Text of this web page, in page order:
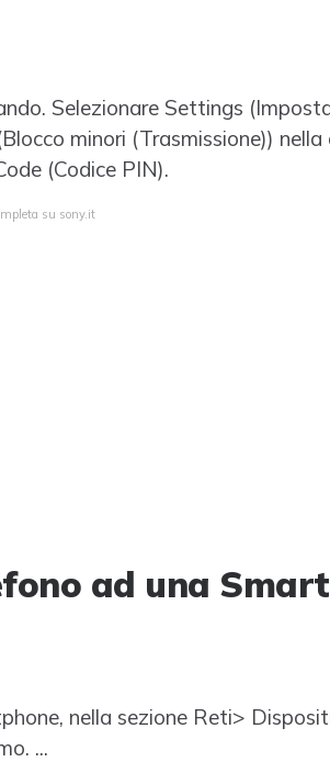
Selezionare Settings
minori (Trasmissione))
(Codice PIN).
su sony.it
ad una
nella sezione Reti>
...